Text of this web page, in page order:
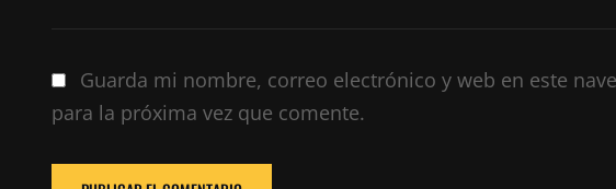
Guarda mi nombre, correo electrónico y web en este
para la próxima vez que comente.